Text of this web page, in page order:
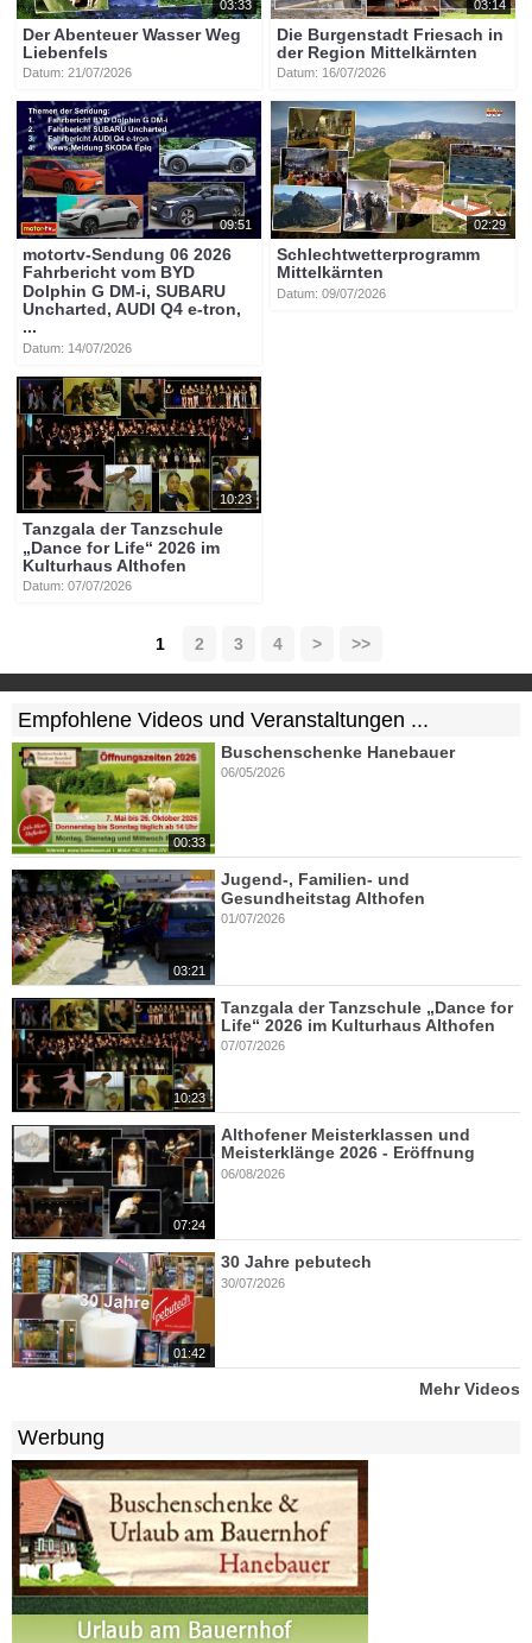
03:33
Der Abenteuer Wasser Weg
Liebenfels
Datum: 21/07/2026
03:14
Die Burgenstadt Friesach in
der Region Mittelkärnten
Datum: 16/07/2026
09:51
motortv-Sendung 06 2026
Fahrbericht vom BYD
Dolphin G DM-i, SUBARU
Uncharted, AUDI Q4 e-tron,
...
Datum: 14/07/2026
02:29
Schlechtwetterprogramm
Mittelkärnten
Datum: 09/07/2026
10:23
Tanzgala der Tanzschule
„Dance for Life“ 2026 im
Kulturhaus Althofen
Datum: 07/07/2026
1 2 3 4 > >>
Empfohlene Videos und Veranstaltungen ...
00:33
Buschenschenke Hanebauer
06/05/2026
03:21
Jugend-, Familien- und
Gesundheitstag Althofen
01/07/2026
10:23
Tanzgala der Tanzschule „Dance for
Life“ 2026 im Kulturhaus Althofen
07/07/2026
07:24
Althofener Meisterklassen und
Meisterklänge 2026 - Eröffnung
06/08/2026
01:42
30 Jahre pebutech
30/07/2026
Mehr Videos
Werbung